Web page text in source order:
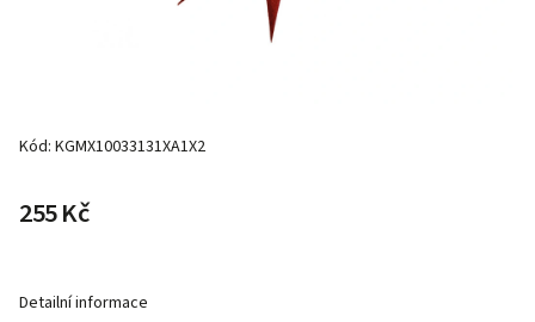
Kód: KGMX10033131XA1X2
255 Kč
Detailní informace